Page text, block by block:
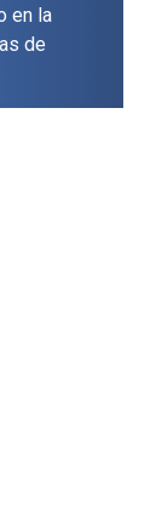
en la
de